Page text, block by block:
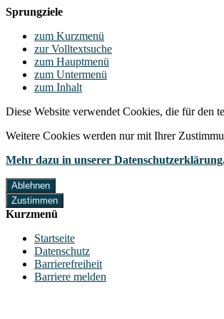
Sprungziele
zum Kurzmenü
zur Volltextsuche
zum Hauptmenü
zum Untermenü
zum Inhalt
Diese Website verwendet Cookies, die für den
Weitere Cookies werden nur mit Ihrer
Mehr dazu in unserer
Ablehnen
Zustimmen
Kurzmenü
Startseite
Datenschutz
Barrierefreiheit
Barriere melden